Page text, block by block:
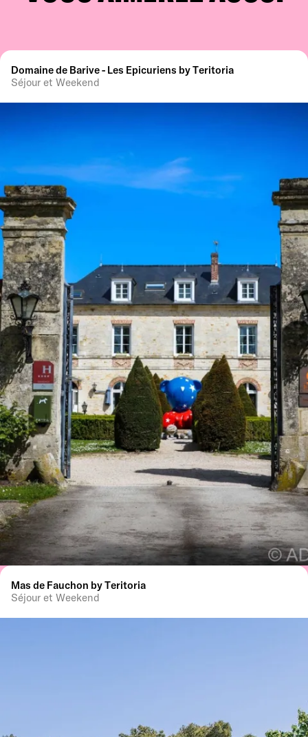
Domaine de Barive - Les Epicuriens by Teritoria
Séjour et Weekend
Mas de Fauchon by Teritoria
Séjour et Weekend